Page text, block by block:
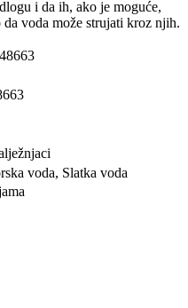
i da ih, ako je moguće,
voda može strujati kroz njih.
voda, Slatka voda